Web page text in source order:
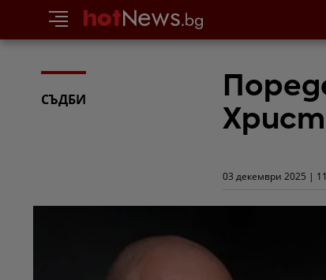
СЪДБИ
03 декември 2025 |